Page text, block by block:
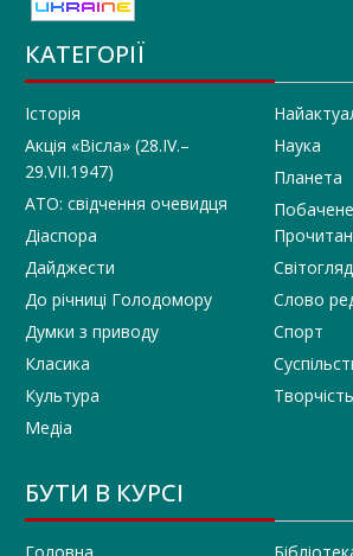
КАТЕГОРІЇ
Історія
Акція «Вісла» (28.IV.–
29.VII.1947)
АТО: свідчення очевидця
Діаспора
Дайджести
До річниці Голодомору
Думки з приводу
Класика
Культура
Медіа
Наука
Планета
Слово
Спорт
БУТИ В КУРСІ